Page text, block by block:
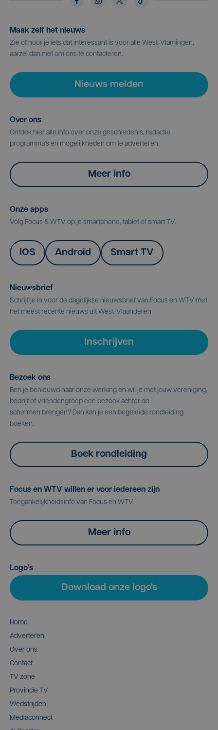
Maak zelf het nieuws
Zie of hoor je iets dat interessant is voor alle West-Vlamingen,
aarzel dan niet om ons te contacteren.
Nieuws melden
Over ons
Ontdek hier alle info over onze geschiedenis, redactie,
programma's en mogelijkheden om te adverteren.
Meer info
Onze apps
Volg Focus & WTV op je smartphone, tablet of smart TV.
IOS Android Smart TV
Nieuwsbrief
Schrijf je in voor de dagelijkse nieuwsbrief van Focus en WTV met
het meest recente nieuws uit West-Vlaanderen.
Inschrijven
Bezoek ons
Ben je benieuwd naar onze werking en wil je met jouw vereniging,
bedrijf of vriendengroep een bezoek achter de
schermen brengen? Dan kan je een begeleide rondleiding
boeken.
Boek rondleiding
Focus en WTV willen er voor iedereen zijn
Toegankelijkheidsinfo van Focus en WTV
Meer info
Logo's
Download onze logo's
Home
Adverteren
Over ons
Contact
TV zone
Provincie TV
Wedstrijden
Mediaconnect